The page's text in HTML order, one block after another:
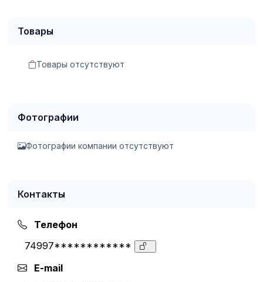
Товары
Товары отсутствуют
Фотографии
Фотографии компании отсутствуют
Контакты
Телефон
74997************
E-mail